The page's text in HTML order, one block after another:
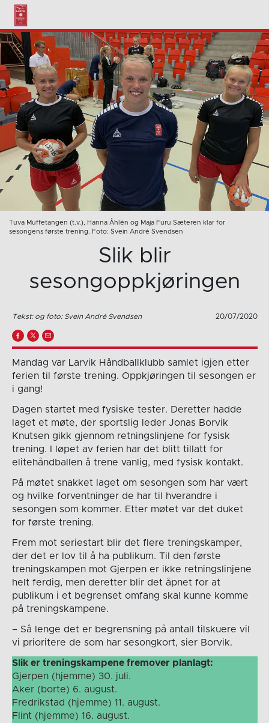
Tuva Muffetangen (t.v.), Hanna Åhlén og Maja Furu Sæteren klar for
sesongens første trening. Foto: Svein André Svendsen
Slik blir
sesongoppkjøringen
Tekst: og foto: Svein André Svendsen 20/07/2020
Mandag var Larvik Håndballklubb samlet igjen etter
ferien til første trening. Oppkjøringen til sesongen er
i gang!
Dagen startet med fysiske tester. Deretter hadde
laget et møte, der sportslig leder Jonas Borvik
Knutsen gikk gjennom retningslinjene for fysisk
trening. I løpet av ferien har det blitt tillatt for
elitehåndballen å trene vanlig, med fysisk kontakt.
På møtet snakket laget om sesongen som har vært
og hvilke forventninger de har til hverandre i
sesongen som kommer. Etter møtet var det duket
for første trening.
Frem mot seriestart blir det flere treningskamper,
der det er lov til å ha publikum. Til den første
treningskampen mot Gjerpen er ikke retningslinjene
helt ferdig, men deretter blir det åpnet for at
publikum i et begrenset omfang skal kunne komme
på treningskampene.
– Så lenge det er begrensning på antall tilskuere vil
vi prioritere de som har sesongkort, sier Borvik.
Slik er treningskampene fremover planlagt:
Gjerpen (hjemme) 30. juli.
Aker (borte) 6. august.
Fredrikstad (hjemme) 11. august.
Flint (hjemme) 16. august.